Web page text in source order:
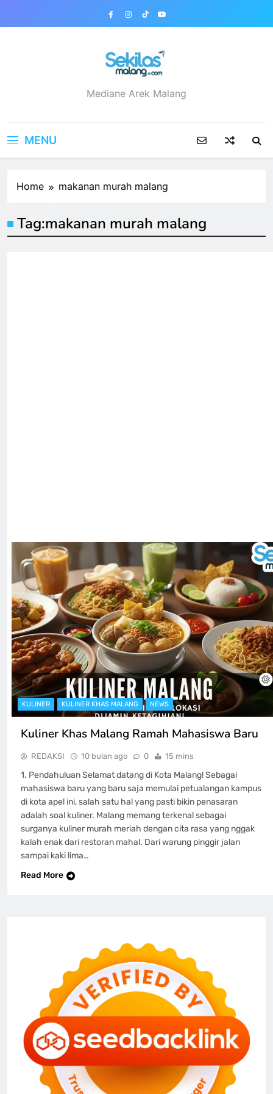
sekilasmalang.com
Mediane Arek Malang
MENU
Home makanan murah malang
Tag:makanan murah malang
KULINER KULINER KHAS MALANG NEWS
Kuliner Khas Malang Ramah Mahasiswa Baru
REDAKSI 10 bulan ago 0 15 mins
1. Pendahuluan Selamat datang di Kota Malang! Sebagai
mahasiswa baru yang baru saja memulai petualangan kampus
di kota apel ini, salah satu hal yang pasti bikin penasaran
adalah soal kuliner. Malang memang terkenal sebagai
surganya kuliner murah meriah dengan cita rasa yang nggak
kalah enak dari restoran mahal. Dari warung pinggir jalan
sampai kaki lima…
Read More